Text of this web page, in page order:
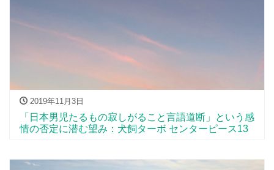
2019年11月3日
「日本男児たるもの寂しがること言語道断」という感
情の否定に潜む望み：犬飼ターボ センターピース13